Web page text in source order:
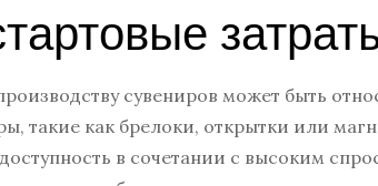
сувениров может быть
такие как брелоки, открытки или
в сочетании с высоким